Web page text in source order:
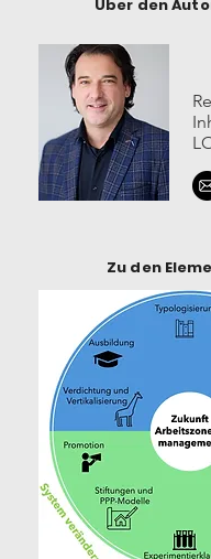
Über den
Zu den